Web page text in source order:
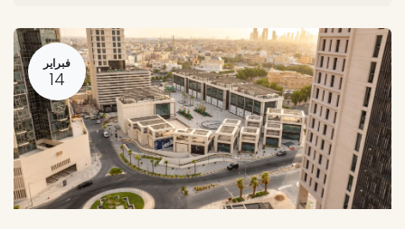
فبراير
14